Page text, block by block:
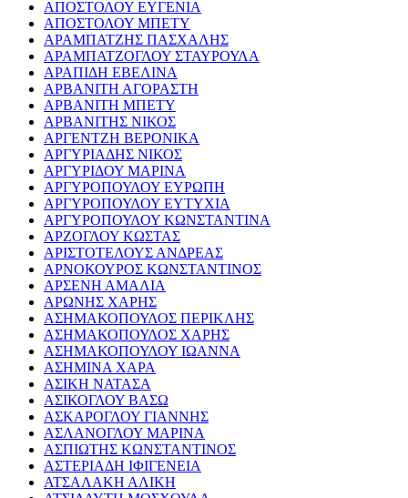
ΑΠΟΣΤΟΛΟΥ ΕΥΓΕΝΙΑ
ΑΠΟΣΤΟΛΟΥ ΜΠΕΤΥ
ΑΡΑΜΠΑΤΖΗΣ ΠΑΣΧΑΛΗΣ
ΑΡΑΜΠΑΤΖΟΓΛΟΥ ΣΤΑΥΡΟΥΛΑ
ΑΡΑΠΙΔΗ ΕΒΕΛΙΝΑ
ΑΡΒΑΝΙΤΗ ΑΓΟΡΑΣΤΗ
ΑΡΒΑΝΙΤΗ ΜΠΕΤΥ
ΑΡΒΑΝΙΤΗΣ ΝΙΚΟΣ
ΑΡΓΕΝΤΖΗ ΒΕΡΟΝΙΚΑ
ΑΡΓΥΡΙΑΔΗΣ ΝΙΚΟΣ
ΑΡΓΥΡΙΔΟΥ ΜΑΡΙΝΑ
ΑΡΓΥΡΟΠΟΥΛΟΥ ΕΥΡΩΠΗ
ΑΡΓΥΡΟΠΟΥΛΟΥ ΕΥΤΥΧΙΑ
ΑΡΓΥΡΟΠΟΥΛΟΥ ΚΩΝΣΤΑΝΤΙΝΑ
ΑΡΖΟΓΛΟΥ ΚΩΣΤΑΣ
ΑΡΙΣΤΟΤΕΛΟΥΣ ΑΝΔΡΕΑΣ
ΑΡΝΟΚΟΥΡΟΣ ΚΩΝΣΤΑΝΤΙΝΟΣ
ΑΡΣΕΝΗ ΑΜΑΛΙΑ
ΑΡΩΝΗΣ ΧΑΡΗΣ
ΑΣΗΜΑΚΟΠΟΥΛΟΣ ΠΕΡΙΚΛΗΣ
ΑΣΗΜΑΚΟΠΟΥΛΟΣ ΧΑΡΗΣ
ΑΣΗΜΑΚΟΠΟΥΛΟΥ ΙΩΑΝΝΑ
ΑΣΗΜΙΝΑ ΧΑΡΑ
ΑΣΙΚΗ ΝΑΤΑΣΑ
ΑΣΙΚΟΓΛΟΥ ΒΑΣΩ
ΑΣΚΑΡΟΓΛΟΥ ΓΙΑΝΝΗΣ
ΑΣΛΑΝΟΓΛΟΥ ΜΑΡΙΝΑ
ΑΣΠΙΩΤΗΣ ΚΩΝΣΤΑΝΤΙΝΟΣ
ΑΣΤΕΡΙΑΔΗ ΙΦΙΓΕΝΕΙΑ
ΑΤΣΑΛΑΚΗ ΑΛΙΚΗ